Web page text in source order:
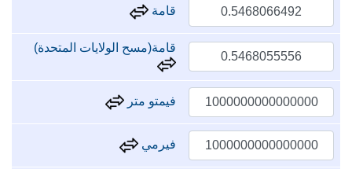
قامة
قامة(مسح الولايات المتحدة)
فيمتو متر
فيرمي